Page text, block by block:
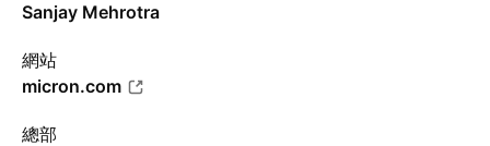
Sanjay Mehrotra
網站
micron.com
總部